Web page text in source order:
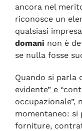
ancora nel
riconosce un
qualsiasi
domani non è
se nulla fosse
Quando si parla
evidente” e
occupazionale”,
momentaneo:
forniture,